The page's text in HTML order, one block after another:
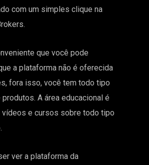
com um simples clique na
que você pode
a plataforma não é oferecida
fora isso, você tem todo tipo
A área educacional é
vídeos e cursos sobre todo tipo
ver a plataforma da